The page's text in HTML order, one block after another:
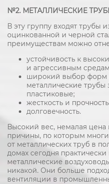
№2. МЕТАЛЛИЧЕСКИЕ
В эту группу входят трубы
оцинкованной и черной
преимуществам можно
устойчивость к
и агрессивным
широкий выбор форм
металлические трубы
пластиковые;
жесткость и
долговечность.
Высокий вес, немалая цена
причины, по которым
от металлических труб в
домах сегодня
металлические
никакой. Они больше
вентиляции в